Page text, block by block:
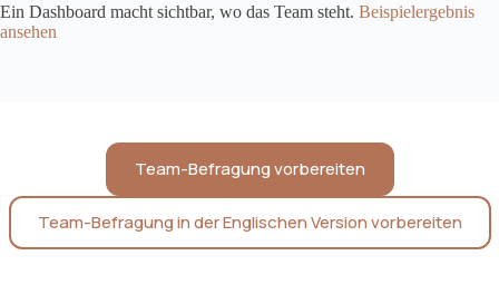
Ein Dashboard macht sichtbar, wo das Team steht. Beispielergebnis
ansehen
Team-Befragung vorbereiten
Team-Befragung in der Englischen Version vorbereiten